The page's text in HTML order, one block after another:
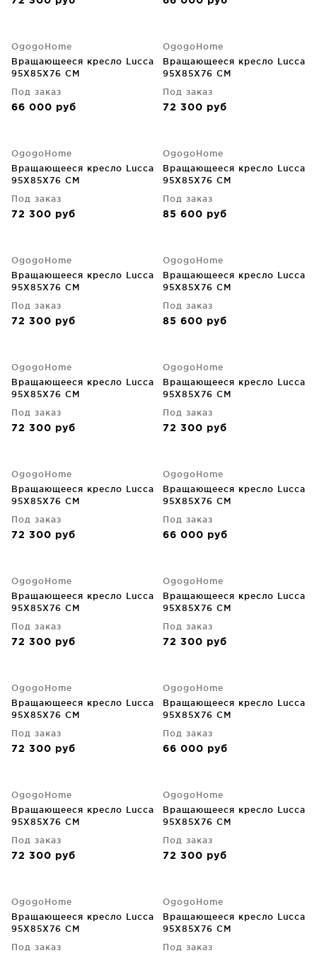
OgogoHome
Вращающееся кресло Lucca
95X85X76 CM
Под заказ
66 000 руб
OgogoHome
Вращающееся кресло Lucca
95X85X76 CM
Под заказ
72 300 руб
OgogoHome
Вращающееся кресло Lucca
95X85X76 CM
Под заказ
72 300 руб
OgogoHome
Вращающееся кресло Lucca
95X85X76 CM
Под заказ
85 600 руб
OgogoHome
Вращающееся кресло Lucca
95X85X76 CM
Под заказ
72 300 руб
OgogoHome
Вращающееся кресло Lucca
95X85X76 CM
Под заказ
85 600 руб
OgogoHome
Вращающееся кресло Lucca
95X85X76 CM
Под заказ
72 300 руб
OgogoHome
Вращающееся кресло Lucca
95X85X76 CM
Под заказ
72 300 руб
OgogoHome
Вращающееся кресло Lucca
95X85X76 CM
Под заказ
72 300 руб
OgogoHome
Вращающееся кресло Lucca
95X85X76 CM
Под заказ
66 000 руб
OgogoHome
Вращающееся кресло Lucca
95X85X76 CM
Под заказ
72 300 руб
OgogoHome
Вращающееся кресло Lucca
95X85X76 CM
Под заказ
72 300 руб
OgogoHome
Вращающееся кресло Lucca
95X85X76 CM
Под заказ
72 300 руб
OgogoHome
Вращающееся кресло Lucca
95X85X76 CM
Под заказ
66 000 руб
OgogoHome
Вращающееся кресло Lucca
95X85X76 CM
Под заказ
72 300 руб
OgogoHome
Вращающееся кресло Lucca
95X85X76 CM
Под заказ
72 300 руб
OgogoHome
Вращающееся кресло Lucca
95X85X76 CM
Под заказ
OgogoHome
Вращающееся кресло Lucca
95X85X76 CM
Под заказ